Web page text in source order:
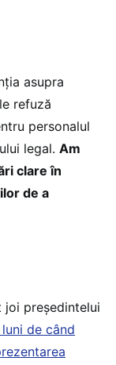
asupra
refuză
personalul
legal. Am
clare în
de a
președintelui
de când